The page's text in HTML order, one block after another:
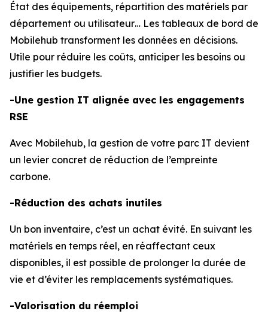
État des équipements, répartition des matériels par
département ou utilisateur… Les tableaux de bord de
Mobilehub transforment les données en décisions.
Utile pour réduire les coûts, anticiper les besoins ou
justifier les budgets.
-Une gestion IT alignée avec les engagements
RSE
Avec Mobilehub, la gestion de votre parc IT devient
un levier concret de réduction de l’empreinte
carbone.
-Réduction des achats inutiles
Un bon inventaire, c’est un achat évité. En suivant les
matériels en temps réel, en réaffectant ceux
disponibles, il est possible de prolonger la durée de
vie et d’éviter les remplacements systématiques.
-Valorisation du réemploi